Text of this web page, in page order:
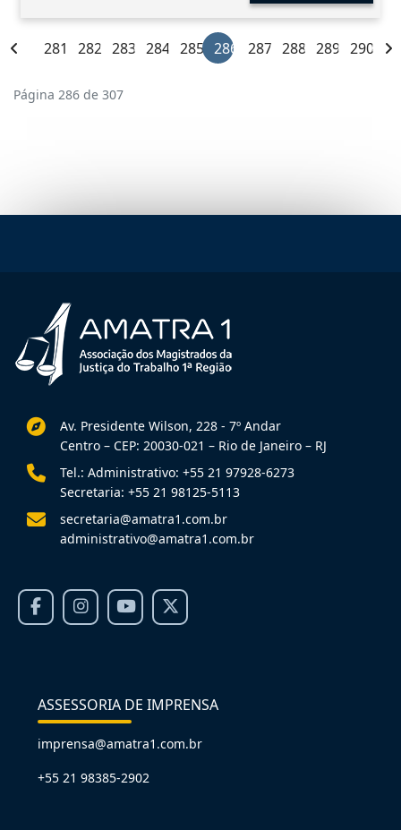
281 282 283 284 285 286 287 288 289 290
Página 286 de 307
Av. Presidente Wilson, 228 - 7º Andar
Centro – CEP: 20030-021 – Rio de Janeiro – RJ
Tel.: Administrativo: +55 21 97928-6273
Secretaria: +55 21 98125-5113
secretaria@amatra1.com.br
administrativo@amatra1.com.br
ASSESSORIA DE IMPRENSA
imprensa@amatra1.com.br
+55 21 98385-2902